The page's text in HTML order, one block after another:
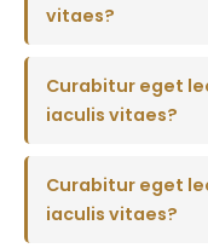
vitaes?
Curabitur eget
iaculis vitaes?
Curabitur eget
iaculis vitaes?